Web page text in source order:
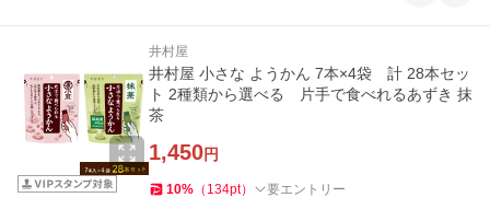
井村屋
井村屋 小さな ようかん 7本×4袋 計 28本セッ
ト 2種類から選べる 片手で食べれるあずき 抹
茶
1,450円
10% （ 134pt） 要エントリー